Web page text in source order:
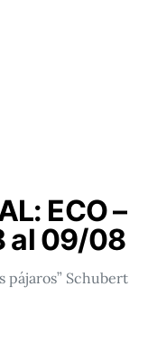
ECO –
al 09/08
pájaros” Schubert